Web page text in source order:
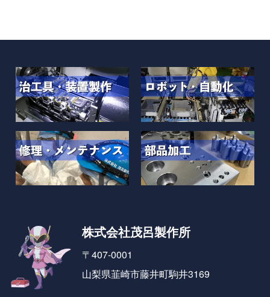
株式会社茂呂製作所
〒407-0001
山梨県韮崎市藤井町駒井3169